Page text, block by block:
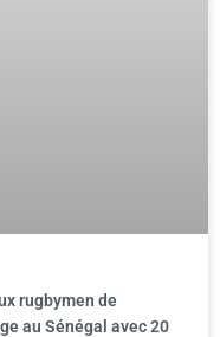
rugbymen de
au Sénégal avec 20